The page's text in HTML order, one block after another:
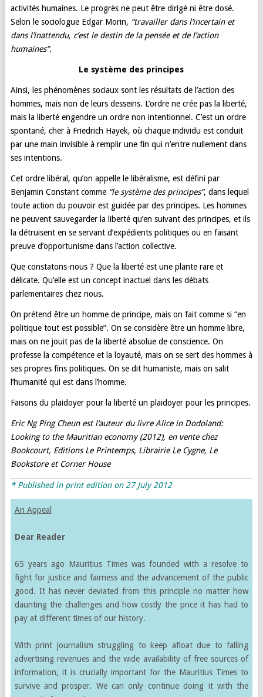
activités humaines. Le progrès ne peut être dirigé ni être dosé.
Selon le sociologue Edgar Morin, “travailler dans l’incertain et
dans l’inattendu, c’est le destin de la pensée et de l’action
humaines”.
Le système des principes
Ainsi, les phénomènes sociaux sont les résultats de l’action des
hommes, mais non de leurs desseins. L’ordre ne crée pas la liberté,
mais la liberté engendre un ordre non intentionnel. C’est un ordre
spontané, cher à Friedrich Hayek, où chaque individu est conduit
par une main invisible à remplir une fin qui n’entre nullement dans
ses intentions.
Cet ordre libéral, qu’on appelle le libéralisme, est défini par
Benjamin Constant comme “le système des principes”, dans lequel
toute action du pouvoir est guidée par des principes. Les hommes
ne peuvent sauvegarder la liberté qu’en suivant des principes, et ils
la détruisent en se servant d’expédients politiques ou en faisant
preuve d’opportunisme dans l’action collective.
Que constatons-nous ? Que la liberté est une plante rare et
délicate. Qu’elle est un concept inactuel dans les débats
parlementaires chez nous.
On prétend être un homme de principe, mais on fait comme si “en
politique tout est possible”. On se considère être un homme libre,
mais on ne jouit pas de la liberté absolue de conscience. On
professe la compétence et la loyauté, mais on se sert des hommes à
ses propres fins politiques. On se dit humaniste, mais on salit
l’humanité qui est dans l’homme.
Faisons du plaidoyer pour la liberté un plaidoyer pour les principes.
Eric Ng Ping Cheun est l’auteur du livreAlice in Dodoland:
Looking to the Mauritian economy (2012), en vente chez
Bookcourt, Editions Le Printemps, Librairie Le Cygne, Le
Bookstore etCorner House
* Published in print edition on 27 July 2012
An Appeal
Dear Reader
65 years ago Mauritius Times was founded with a resolve to
fight for justice and fairness and the advancement of the public
good. It has never deviated from this principle no matter how
daunting the challenges and how costly the price it has had to
pay at different times of our history.
With print journalism struggling to keep afloat due to falling
advertising revenues and the wide availability of free sources of
information, it is crucially important for the Mauritius Times to
survive and prosper. We can only continue doing it with the